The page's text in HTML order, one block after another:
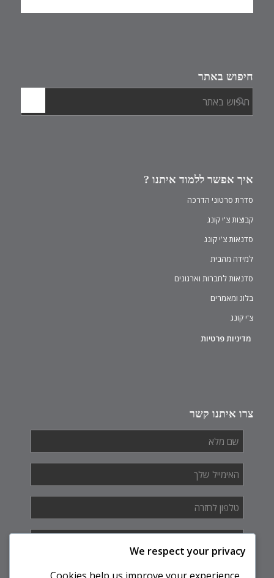
חיפוש באתר
איך אפשר ללמוד איתנו ?
סדרת סרטוני הדרכה
קבוצות צ'י קונג
סדנאות צ'י קונג
למידה מהבית
סדנאות לחברות וארגונים
בלוג ומאמרים
צ'י קונג
מדיניות פרטיות
צרו איתנו קשר
שם
מלא *
האימייל
שלך *
טלפון
לחזרה *
איך
יכולים
לך?
We respect your privacy